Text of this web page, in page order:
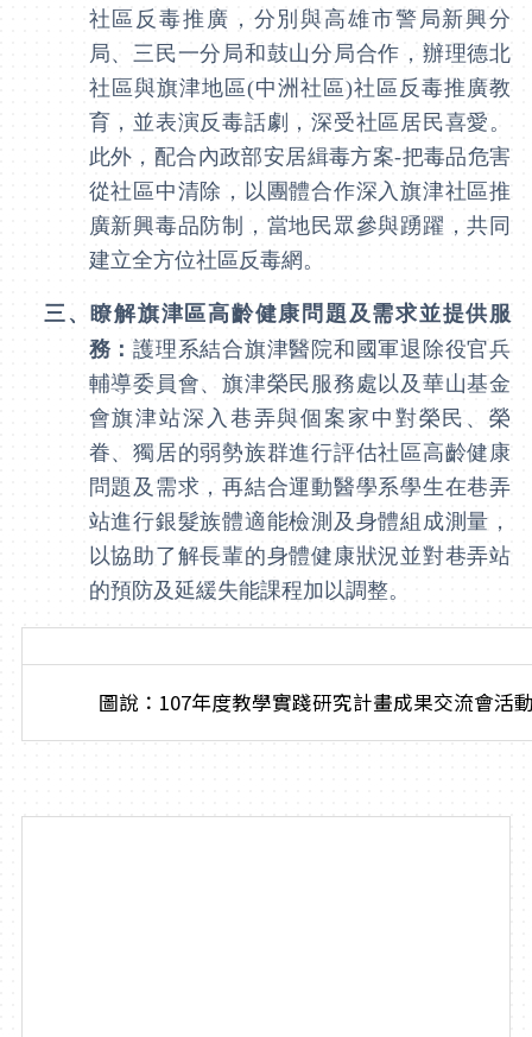
社區反毒推廣，分別與高雄市警局新興分
局、三民一分局和鼓山分局合作，辦理德北
社區與旗津地區(中洲社區)社區反毒推廣教
育，並表演反毒話劇，深受社區居民喜愛。
此外，配合內政部安居緝毒方案-把毒品危害
從社區中清除，以團體合作深入旗津社區推
廣新興毒品防制，當地民眾參與踴躍，共同
建立全方位社區反毒網。
三、 瞭解旗津區高齡健康問題及需求並提供服
務：護理系結合旗津醫院和國軍退除役官兵
輔導委員會、旗津榮民服務處以及華山基金
會旗津站深入巷弄與個案家中對榮民、榮
眷、獨居的弱勢族群進行評估社區高齡健康
問題及需求，再結合運動醫學系學生在巷弄
站進行銀髮族體適能檢測及身體組成測量，
以協助了解長輩的身體健康狀況並對巷弄站
的預防及延緩失能課程加以調整。
圖說：107年度教學實踐研究計畫成果交流會活